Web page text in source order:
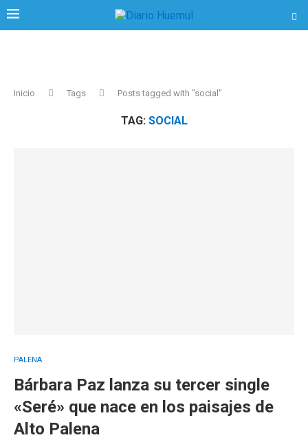
Inicio Tags Posts tagged with "social"
TAG: SOCIAL
PALENA
Bárbara Paz lanza su tercer single
«Seré» que nace en los paisajes de
Alto Palena